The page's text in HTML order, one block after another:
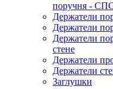
поручня -
Держатели
Держатели
Держатели
стене
Держатели
Держатели
Заглушки